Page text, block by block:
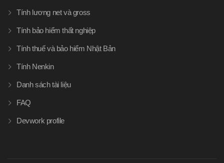
Tính lương net và gross
Tính bảo hiểm thất nghiệp
Tính thuế và bảo hiểm Nhật Bản
Tính Nenkin
Danh sách tài liệu
FAQ
Devwork profile